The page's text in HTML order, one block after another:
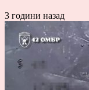
3 години назад